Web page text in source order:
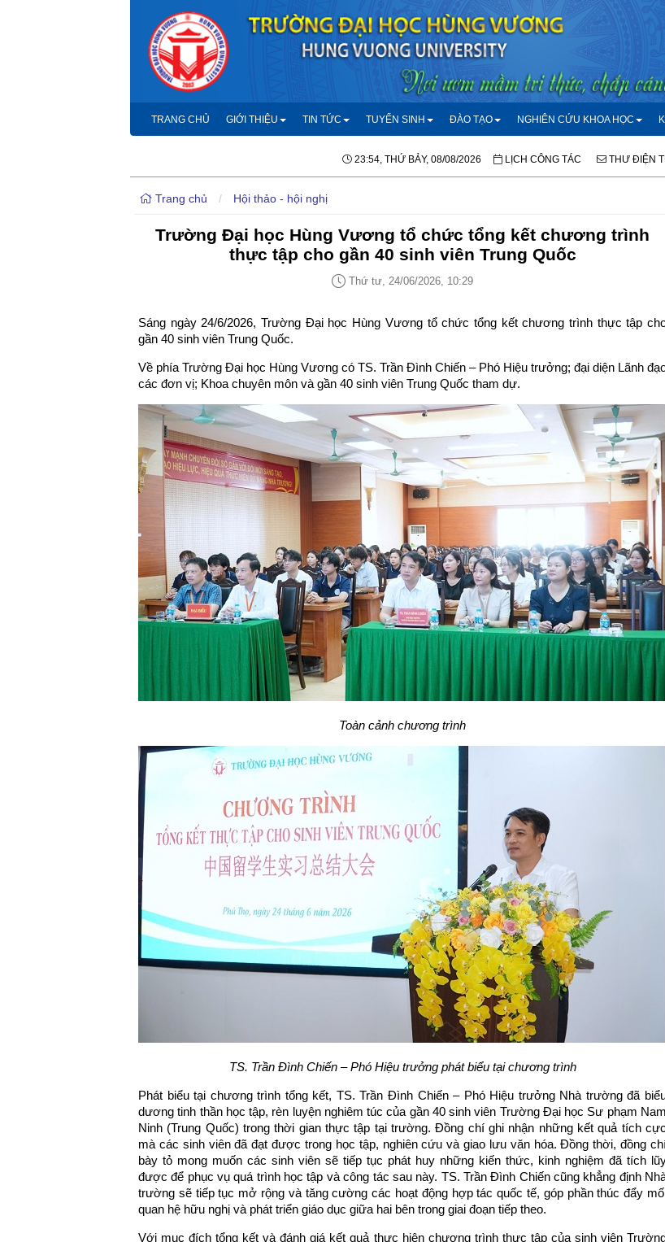
TRANG CHỦ GIỚI THIỆU TIN TỨC TUYỂN SINH ĐÀO TẠO NGHIÊN CỨU KHOA HỌC
23:54, THỨ BẢY, 08/08/2026 LỊCH CÔNG TÁC THƯ ĐIỆN
Trang chủ / Hội thảo - hội nghị
Trường Đại học Hùng Vương tổ chức tổng kết chương trình
thực tập cho gần 40 sinh viên Trung Quốc
Thứ tư, 24/06/2026, 10:29
Sáng ngày 24/6/2026, Trường Đại học Hùng Vương tổ chức tổng kết chương trình thực tập
gần 40 sinh viên Trung Quốc.
Về phía Trường Đại học Hùng Vương có TS. Trần Đình Chiến – Phó Hiệu trưởng; đại diện Lãnh
các đơn vị; Khoa chuyên môn và gần 40 sinh viên Trung Quốc tham dự.
Toàn cảnh chương trình
TS. Trần Đình Chiến – Phó Hiệu trưởng phát biểu tại chương trình
Phát biểu tại chương trình tổng kết, TS. Trần Đình Chiến – Phó Hiệu trưởng Nhà trường đã
dương tinh thần học tập, rèn luyện nghiêm túc của gần 40 sinh viên Trường Đại học Sư phạm Nam
Ninh (Trung Quốc) trong thời gian thực tập tại trường. Đồng chí ghi nhận những kết quả tích cực
mà các sinh viên đã đạt được trong học tập, nghiên cứu và giao lưu văn hóa. Đồng thời, đồng
bày tỏ mong muốn các sinh viên sẽ tiếp tục phát huy những kiến thức, kinh nghiệm đã tích
được để phục vụ quá trình học tập và công tác sau này. TS. Trần Đình Chiến cũng khẳng định
trường sẽ tiếp tục mở rộng và tăng cường các hoạt động hợp tác quốc tế, góp phần thúc đẩy
quan hệ hữu nghị và phát triển giáo dục giữa hai bên trong giai đoạn tiếp theo.
Với mục đích tổng kết và đánh giá kết quả thực hiện chương trình thực tập của sinh viên